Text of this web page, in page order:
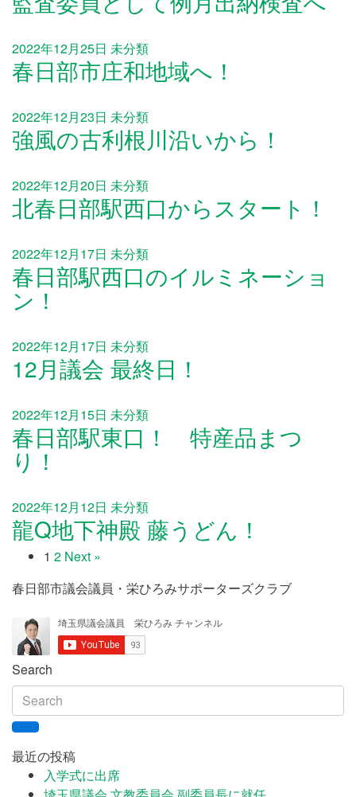
2022年12月25日 未分類
春日部市庄和地域へ！
2022年12月23日 未分類
強風の古利根川沿いから！
2022年12月20日 未分類
北春日部駅西口からスタート！
2022年12月17日 未分類
春日部駅西口のイルミネーショ
ン！
2022年12月17日 未分類
12月議会 最終日！
2022年12月15日 未分類
春日部駅東口！ 特産品まつ
り！
2022年12月12日 未分類
龍Q地下神殿 藤うどん！
1 2 Next »
春日部市議会議員・栄ひろみサポーターズクラブ
Search
最近の投稿
入学式に出席